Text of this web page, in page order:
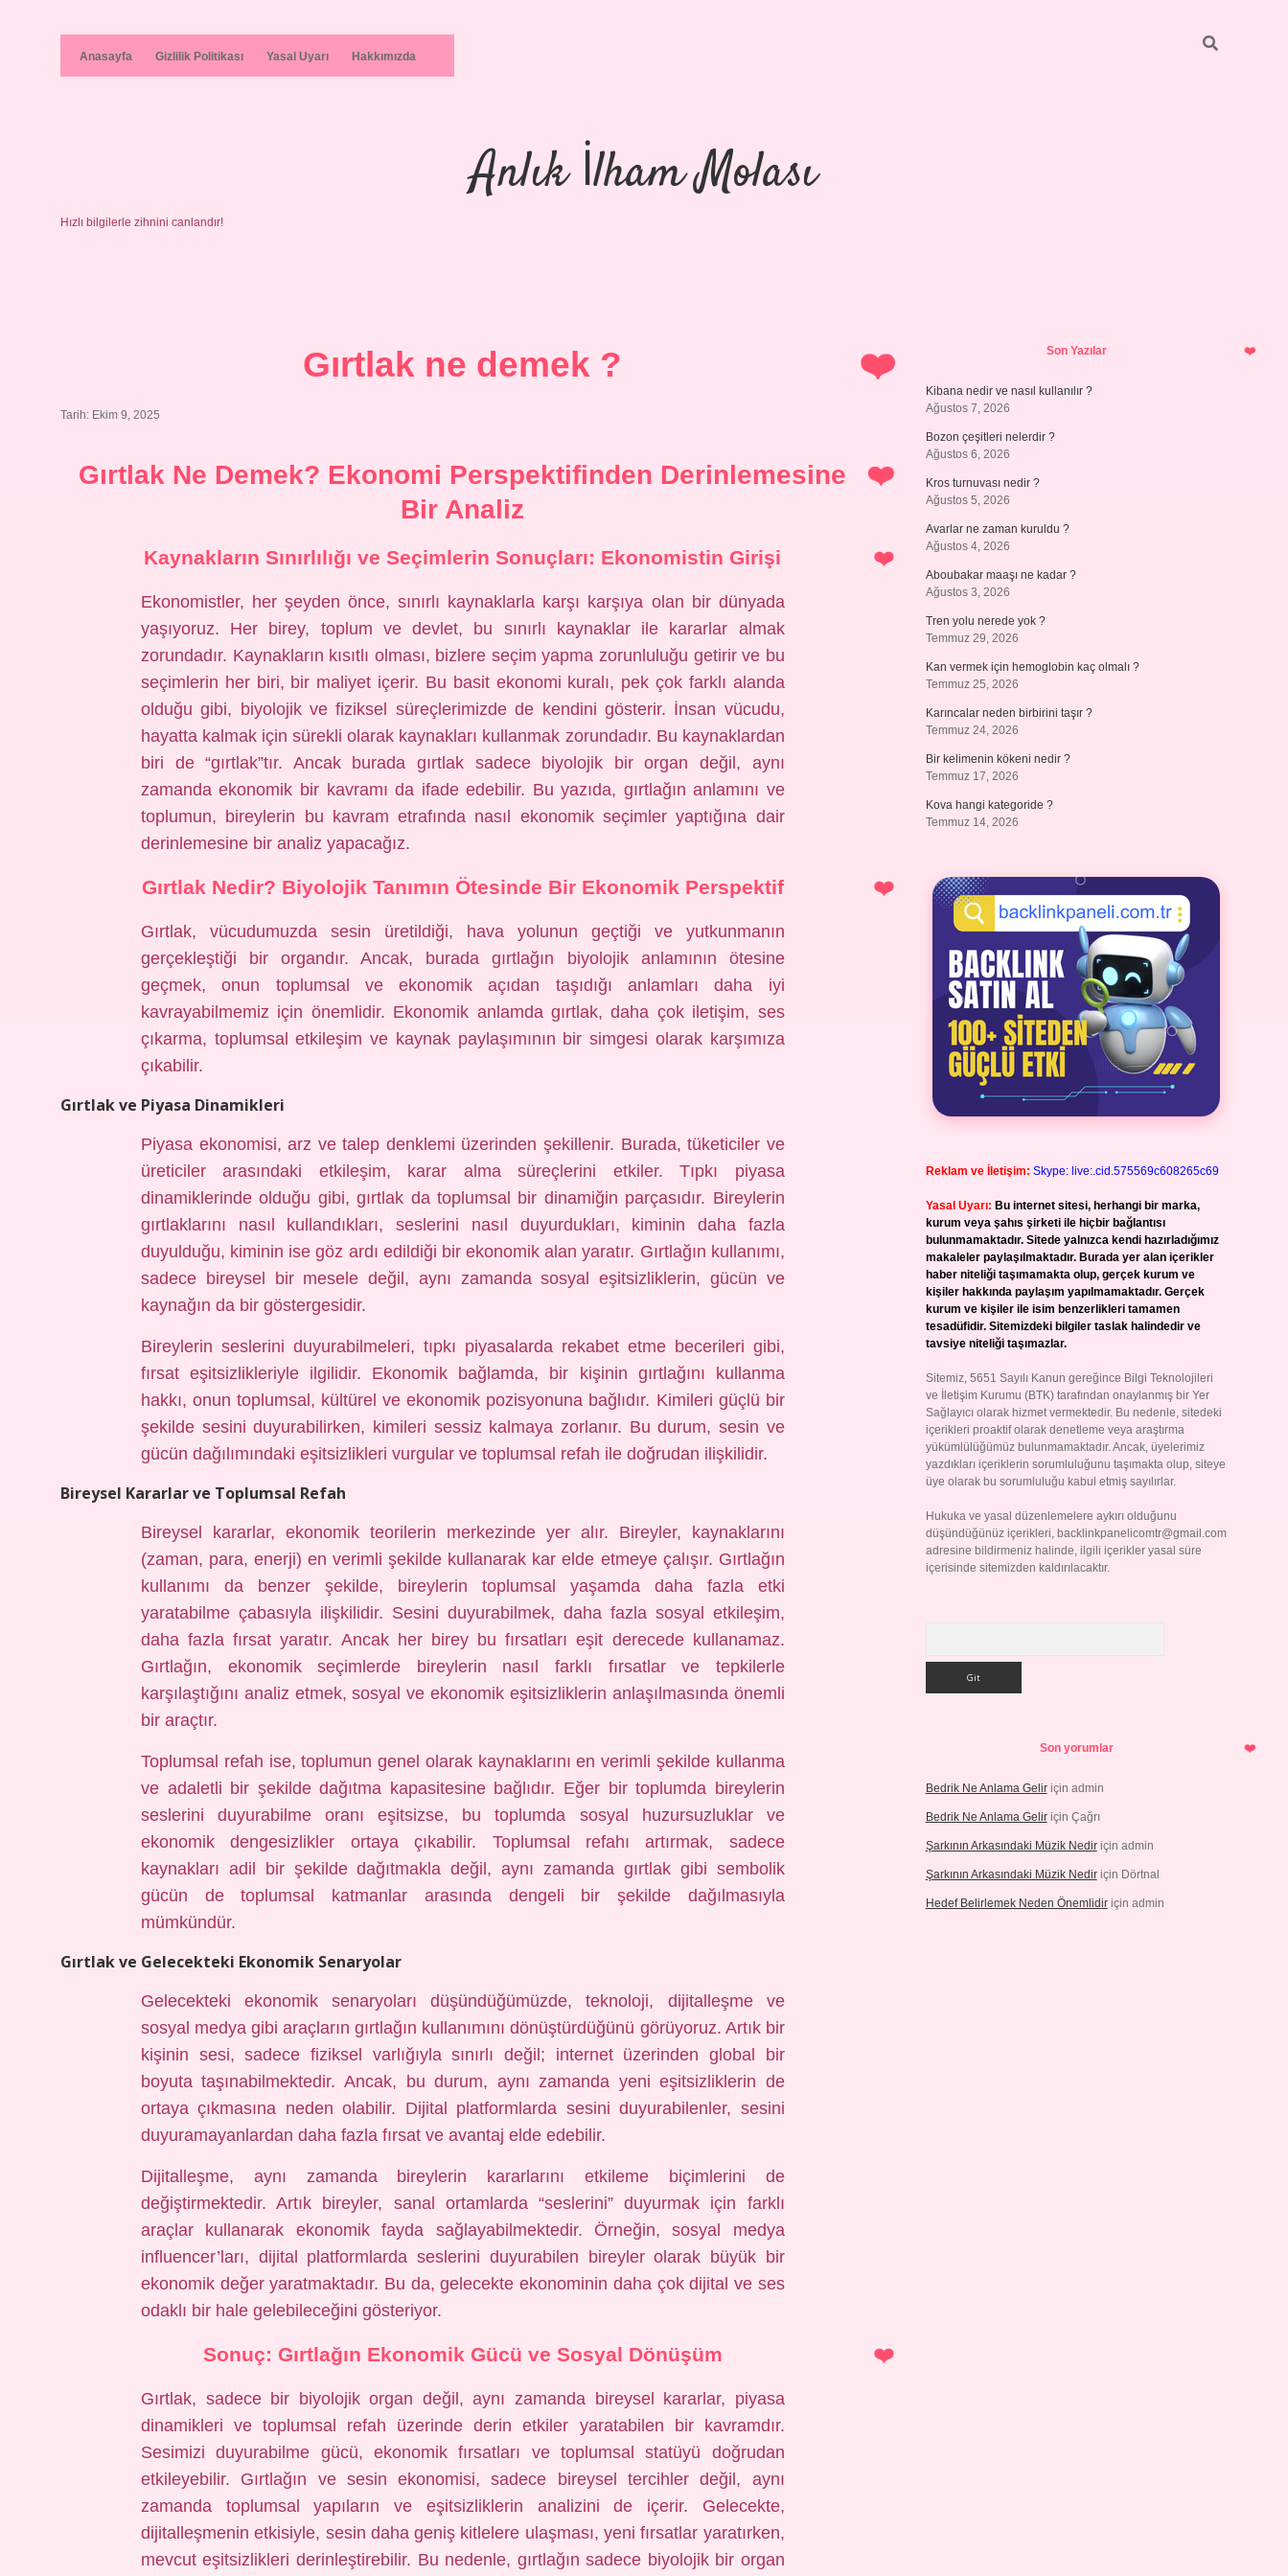
Anasayfa Gizlilik Politikası Yasal Uyarı Hakkımızda
Anlık İlham Molası
Hızlı bilgilerle zihnini canlandır!
Gırtlak ne demek ?
Tarih: Ekim 9, 2025
Gırtlak Ne Demek? Ekonomi Perspektifinden Derinlemesine
Bir Analiz
Kaynakların Sınırlılığı ve Seçimlerin Sonuçları: Ekonomistin Girişi
Ekonomistler, her şeyden önce, sınırlı kaynaklarla karşı karşıya olan bir dünyada
yaşıyoruz. Her birey, toplum ve devlet, bu sınırlı kaynaklar ile kararlar almak
zorundadır. Kaynakların kısıtlı olması, bizlere seçim yapma zorunluluğu getirir ve bu
seçimlerin her biri, bir maliyet içerir. Bu basit ekonomi kuralı, pek çok farklı alanda
olduğu gibi, biyolojik ve fiziksel süreçlerimizde de kendini gösterir. İnsan vücudu,
hayatta kalmak için sürekli olarak kaynakları kullanmak zorundadır. Bu kaynaklardan
biri de “gırtlak”tır. Ancak burada gırtlak sadece biyolojik bir organ değil, aynı
zamanda ekonomik bir kavramı da ifade edebilir. Bu yazıda, gırtlağın anlamını ve
toplumun, bireylerin bu kavram etrafında nasıl ekonomik seçimler yaptığına dair
derinlemesine bir analiz yapacağız.
Gırtlak Nedir? Biyolojik Tanımın Ötesinde Bir Ekonomik Perspektif
Gırtlak, vücudumuzda sesin üretildiği, hava yolunun geçtiği ve yutkunmanın
gerçekleştiği bir organdır. Ancak, burada gırtlağın biyolojik anlamının ötesine
geçmek, onun toplumsal ve ekonomik açıdan taşıdığı anlamları daha iyi
kavrayabilmemiz için önemlidir. Ekonomik anlamda gırtlak, daha çok iletişim, ses
çıkarma, toplumsal etkileşim ve kaynak paylaşımının bir simgesi olarak karşımıza
çıkabilir.
Gırtlak ve Piyasa Dinamikleri
Piyasa ekonomisi, arz ve talep denklemi üzerinden şekillenir. Burada, tüketiciler ve
üreticiler arasındaki etkileşim, karar alma süreçlerini etkiler. Tıpkı piyasa
dinamiklerinde olduğu gibi, gırtlak da toplumsal bir dinamiğin parçasıdır. Bireylerin
gırtlaklarını nasıl kullandıkları, seslerini nasıl duyurdukları, kiminin daha fazla
duyulduğu, kiminin ise göz ardı edildiği bir ekonomik alan yaratır. Gırtlağın kullanımı,
sadece bireysel bir mesele değil, aynı zamanda sosyal eşitsizliklerin, gücün ve
kaynağın da bir göstergesidir.
Bireylerin seslerini duyurabilmeleri, tıpkı piyasalarda rekabet etme becerileri gibi,
fırsat eşitsizlikleriyle ilgilidir. Ekonomik bağlamda, bir kişinin gırtlağını kullanma
hakkı, onun toplumsal, kültürel ve ekonomik pozisyonuna bağlıdır. Kimileri güçlü bir
şekilde sesini duyurabilirken, kimileri sessiz kalmaya zorlanır. Bu durum, sesin ve
gücün dağılımındaki eşitsizlikleri vurgular ve toplumsal refah ile doğrudan ilişkilidir.
Bireysel Kararlar ve Toplumsal Refah
Bireysel kararlar, ekonomik teorilerin merkezinde yer alır. Bireyler, kaynaklarını
(zaman, para, enerji) en verimli şekilde kullanarak kar elde etmeye çalışır. Gırtlağın
kullanımı da benzer şekilde, bireylerin toplumsal yaşamda daha fazla etki
yaratabilme çabasıyla ilişkilidir. Sesini duyurabilmek, daha fazla sosyal etkileşim,
daha fazla fırsat yaratır. Ancak her birey bu fırsatları eşit derecede kullanamaz.
Gırtlağın, ekonomik seçimlerde bireylerin nasıl farklı fırsatlar ve tepkilerle
karşılaştığını analiz etmek, sosyal ve ekonomik eşitsizliklerin anlaşılmasında önemli
bir araçtır.
Toplumsal refah ise, toplumun genel olarak kaynaklarını en verimli şekilde kullanma
ve adaletli bir şekilde dağıtma kapasitesine bağlıdır. Eğer bir toplumda bireylerin
seslerini duyurabilme oranı eşitsizse, bu toplumda sosyal huzursuzluklar ve
ekonomik dengesizlikler ortaya çıkabilir. Toplumsal refahı artırmak, sadece
kaynakları adil bir şekilde dağıtmakla değil, aynı zamanda gırtlak gibi sembolik
gücün de toplumsal katmanlar arasında dengeli bir şekilde dağılmasıyla
mümkündür.
Gırtlak ve Gelecekteki Ekonomik Senaryolar
Gelecekteki ekonomik senaryoları düşündüğümüzde, teknoloji, dijitalleşme ve
sosyal medya gibi araçların gırtlağın kullanımını dönüştürdüğünü görüyoruz. Artık bir
kişinin sesi, sadece fiziksel varlığıyla sınırlı değil; internet üzerinden global bir
boyuta taşınabilmektedir. Ancak, bu durum, aynı zamanda yeni eşitsizliklerin de
ortaya çıkmasına neden olabilir. Dijital platformlarda sesini duyurabilenler, sesini
duyuramayanlardan daha fazla fırsat ve avantaj elde edebilir.
Dijitalleşme, aynı zamanda bireylerin kararlarını etkileme biçimlerini de
değiştirmektedir. Artık bireyler, sanal ortamlarda “seslerini” duyurmak için farklı
araçlar kullanarak ekonomik fayda sağlayabilmektedir. Örneğin, sosyal medya
influencer’ları, dijital platformlarda seslerini duyurabilen bireyler olarak büyük bir
ekonomik değer yaratmaktadır. Bu da, gelecekte ekonominin daha çok dijital ve ses
odaklı bir hale gelebileceğini gösteriyor.
Sonuç: Gırtlağın Ekonomik Gücü ve Sosyal Dönüşüm
Gırtlak, sadece bir biyolojik organ değil, aynı zamanda bireysel kararlar, piyasa
dinamikleri ve toplumsal refah üzerinde derin etkiler yaratabilen bir kavramdır.
Sesimizi duyurabilme gücü, ekonomik fırsatları ve toplumsal statüyü doğrudan
etkileyebilir. Gırtlağın ve sesin ekonomisi, sadece bireysel tercihler değil, aynı
zamanda toplumsal yapıların ve eşitsizliklerin analizini de içerir. Gelecekte,
dijitalleşmenin etkisiyle, sesin daha geniş kitlelere ulaşması, yeni fırsatlar yaratırken,
mevcut eşitsizlikleri derinleştirebilir. Bu nedenle, gırtlağın sadece biyolojik bir organ
SidebarSon Yazılar
Kibana nedir ve nasıl kullanılır ?
Ağustos 7, 2026
Bozon çeşitleri nelerdir ?
Ağustos 6, 2026
Kros turnuvası nedir ?
Ağustos 5, 2026
Avarlar ne zaman kuruldu ?
Ağustos 4, 2026
Aboubakar maaşı ne kadar ?
Ağustos 3, 2026
Tren yolu nerede yok ?
Temmuz 29, 2026
Kan vermek için hemoglobin kaç olmalı ?
Temmuz 25, 2026
Karıncalar neden birbirini taşır ?
Temmuz 24, 2026
Bir kelimenin kökeni nedir ?
Temmuz 17, 2026
Kova hangi kategoride ?
Temmuz 14, 2026
Reklam ve İletişim: Skype: live:.cid.575569c608265c69
Yasal Uyarı: Bu internet sitesi, herhangi bir marka,
kurum veya şahıs şirketi ile hiçbir bağlantısı
bulunmamaktadır. Sitede yalnızca kendi hazırladığımız
makaleler paylaşılmaktadır. Burada yer alan içerikler
haber niteliği taşımamakta olup, gerçek kurum ve
kişiler hakkında paylaşım yapılmamaktadır. Gerçek
kurum ve kişiler ile isim benzerlikleri tamamen
tesadüfidir. Sitemizdeki bilgiler taslak halindedir ve
tavsiye niteliği taşımazlar.
Sitemiz, 5651 Sayılı Kanun gereğince Bilgi Teknolojileri
ve İletişim Kurumu (BTK) tarafından onaylanmış bir Yer
Sağlayıcı olarak hizmet vermektedir. Bu nedenle, sitedeki
içerikleri proaktif olarak denetleme veya araştırma
yükümlülüğümüz bulunmamaktadır. Ancak, üyelerimiz
yazdıkları içeriklerin sorumluluğunu taşımakta olup, siteye
üye olarak bu sorumluluğu kabul etmiş sayılırlar.
Hukuka ve yasal düzenlemelere aykırı olduğunu
düşündüğünüz içerikleri, backlinkpanelicomtr@gmail.com
adresine bildirmeniz halinde, ilgili içerikler yasal süre
içerisinde sitemizden kaldırılacaktır.
Son yorumlar
Bedrik Ne Anlama Geliriçin admin
Bedrik Ne Anlama Geliriçin Çağrı
Şarkının Arkasındaki Müzik Nediriçin admin
Şarkının Arkasındaki Müzik Nediriçin Dörtnal
Hedef Belirlemek Neden Önemlidiriçin admin